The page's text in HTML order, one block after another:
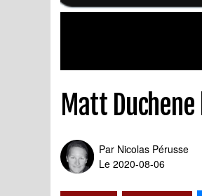
Matt
Par Nicolas Pérusse
Le 2020-08-06